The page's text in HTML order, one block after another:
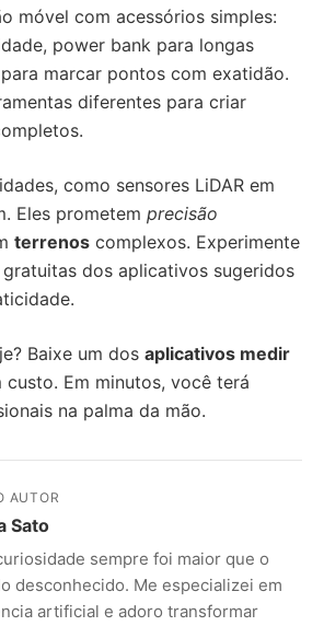
móvel com acessórios simples:
power bank para longas
marcar pontos com exatidão.
diferentes para criar
como sensores LiDAR em
Eles prometem precisão
terrenos complexos. Experimente
dos aplicativos sugeridos
Baixe um dos aplicativos medir
custo. Em minutos, você terá
na palma da mão.
AUTOR
Sato
sempre foi maior que o
desconhecido. Me especializei em
artificial e adoro transformar